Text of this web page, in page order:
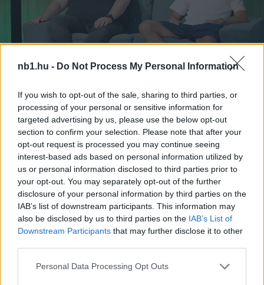
nb1.hu - Do Not Process My Personal Information
If you wish to opt-out of the sale, sharing to third parties, or
processing of your personal or sensitive information for
targeted advertising by us, please use the below opt-out
section to confirm your selection. Please note that after your
opt-out request is processed you may continue seeing
interest-based ads based on personal information utilized by
us or personal information disclosed to third parties prior to
your opt-out. You may separately opt-out of the further
disclosure of your personal information by third parties on the
IAB’s list of downstream participants. This information may
also be disclosed by us to third parties on the IAB’s List of
Downstream Participants that may further disclose it to other
Please note that this website/app uses one or more Google
Personal Data Processing Opt Outs
UnmuteLoaded
0%
Remaining
Time
0:14
Szöveg forrása: facebook.com/szeolsc
Megosztás:
KAPCSOLÓDÓ HÍREK
Hírek